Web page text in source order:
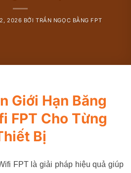
2026 BỞITRẦN NGỌC BẰNG FPT
Giới Hạn Băng
FPT Cho Từng
Bị
FPT là giải pháp hiệu quả giúp